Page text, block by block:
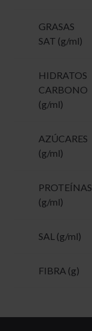
GRASAS
SAT (g/ml)
HIDRATOS
CARBONO
(g/ml)
AZÚCARES
(g/ml)
PROTEÍNAS
(g/ml)
SAL (g/ml)
FIBRA (g)